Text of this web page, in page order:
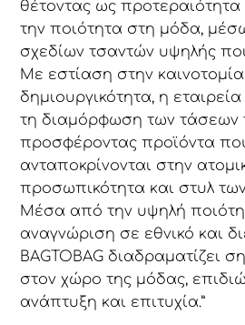
θέτοντας ως προτεραιότητα
την ποιότητα στη μόδα,
σχεδίων τσαντών υψηλής
Με εστίαση στην καινοτομία
δημιουργικότητα, η
τη διαμόρφωση των τάσεων
προσφέροντας προϊόντα
ανταποκρίνονται στην
προσωπικότητα και στυλ
Μέσα από την υψηλή
αναγνώριση σε εθνικό και
BAGTOBAG διαδραματίζει
στον χώρο της μόδας,
ανάπτυξη και επιτυχία.”